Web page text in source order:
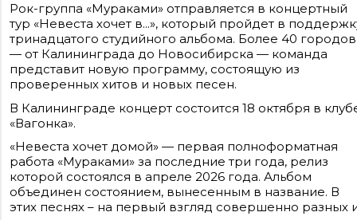
Рок-группа «Мураками» отправляется в концертный
тур «Невеста хочет в...», который пройдет в
тринадцатого студийного альбома. Более 40 городов
— от Калининграда до Новосибирска — команда
представит новую программу, состоящую из
проверенных хитов и новых песен.
В Калининграде концерт состоится 18 октября в
«Вагонка».
«Невеста хочет домой» — первая полноформатная
работа «Мураками» за последние три года, релиз
которой состоялся в апреле 2026 года. Альбом
объединен состоянием, вынесенным в название. В
этих песнях – на первый взгляд совершенно разных
Сайт входит в медиагруппу «Западная пресса» ОГРН 1063906014743, ИНН
3906148636, КПП 390601001
Контакты редакции: +7(4012) 310-124, news@klops.ru. Реклама: +7 (931) 107 50 00,
reklama@klops.ru. Афиша: +7(967) 351 20 51, reklama@klops.ru
Адрес редакции и учредителя: г. Калининград, ул. Рокоссовского, 16/18, пом. I,
оф. 2
Сетевое издание "Klops.ru", регистрационный номер и дата принятия
решения о регистрации: ЭЛ № ФС 77 - 78739 от 20 июля 2020 года,
зарегистрировано Федеральной службой по надзору в сфере связи,
информационных технологий и массовых коммуникаций (Роскомнадзор).
Учредитель: ООО "Русская медиагруппа "Западная Пресса". Главный
Фомченкова Кристина Владимировна
Материалы сайта, подписанные «CC 4.0» доступны по
лицензии Creative Commons «Attribution-ShareAlike»
(«Атрибуция — На тех же условиях») 4.0 Всемирная
Для использования остальных материалов необходимо
письменное согласие правообладателя
Политика в отношении обработки персональных